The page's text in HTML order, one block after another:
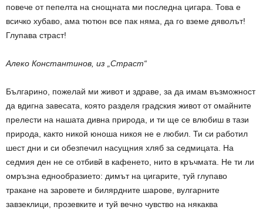
повече от пепелта на снощната ми последна цигара. Това е
всичко хубаво, ама тютюн все пак няма, да го вземе дяволът!
Глупава страст!
Алеко Константинов, из „Страст“
Българино, пожелай ми живот и здраве, за да имам възможност
да вдигна завесата, която разделя градския живот от омайните
прелести на нашата дивна природа, и ти ще се влюбиш в тази
природа, както никой юноша никоя не е любил. Ти си работил
шест дни и си обезпечил насущния хляб за седмицата. На
седмия ден не се отбивй в кафенето, нито в кръчмата. Не ти ли
омръзна еднообразието: димът на цигарите, туй глупаво
тракане на заровете и билярдните шарове, вулгарните
завзеклици, прозевките и туй вечно чувство на някаква